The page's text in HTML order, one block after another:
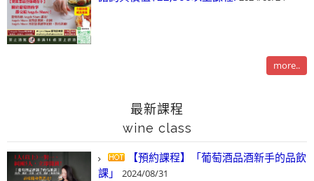
more..
最新課程
wine class
【預約課程】「葡萄酒品酒新手的品飲
課」
2024/08/31